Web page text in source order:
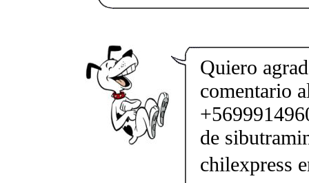
Quiero
comentario
de
chilexpress